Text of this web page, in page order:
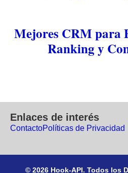
Mejores CRM para
Ranking y
Enlaces de interés
ContactoPolíticas de Privacidad
© 2026 Hook-API. Todos los